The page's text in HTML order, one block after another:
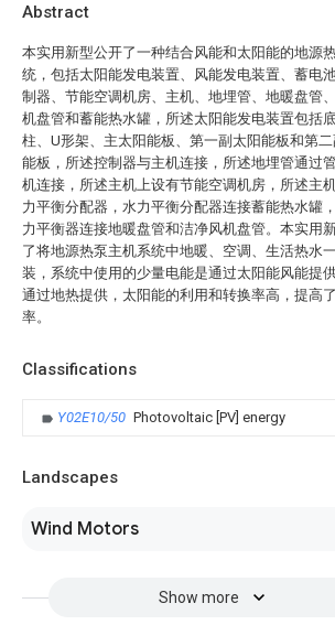
Abstract
本实用新型公开了一种结合风能和太阳能的地源
统，包括太阳能发电装置、风能发电装置、蓄电
制器、节能空调机房、主机、地埋管、地暖盘管
机盘管和蓄能热水罐，所述太阳能发电装置包括
柱、U形架、主太阳能板、第一副太阳能板和第二
能板，所述控制器与主机连接，所述地埋管通过
机连接，所述主机上设有节能空调机房，所述主
力平衡分配器，水力平衡分配器连接蓄能热水罐
力平衡器连接地暖盘管和洁净风机盘管。本实用
了将地源热泵主机系统中地暖、空调、生活热水
装，系统中使用的少量电能是通过太阳能风能提
通过地热提供，太阳能的利用和转换率高，提高
率。
Classifications
Y02E10/50 Photovoltaic [PV] energy
Landscapes
Wind Motors
Show more